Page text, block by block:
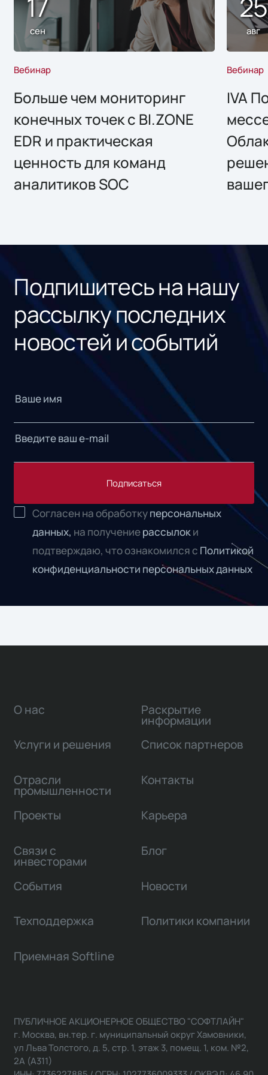
сен
Вебинар
Больше чем мониторинг
конечных точек с BI.ZONE
EDR и практическая
ценность для команд
аналитиков SOC
авг
Вебинар
IVA
Подпишитесь на нашу
рассылку последних
новостей и событий
Подписаться
Согласен на обработкуперсональных
данных, на получениерассылоки
подтверждаю, что ознакомился с Политикой
конфиденциальности персональных данных
О нас
Услуги и решения
Отрасли
промышленности
Проекты
Связи с
инвесторами
Раскрытие
информации
Список партнеров
Контакты
Карьера
Блог
События Новости
Техподдержка Политики компании
Приемная Softline
ПУБЛИЧНОЕ АКЦИОНЕРНОЕ ОБЩЕСТВО "СОФТЛАЙН"
г. Москва, вн.тер. г. муниципальный округ Хамовники,
ул Льва Толстого, д. 5, стр. 1, этаж 3, помещ. 1, ком. №2,
2А (А311)